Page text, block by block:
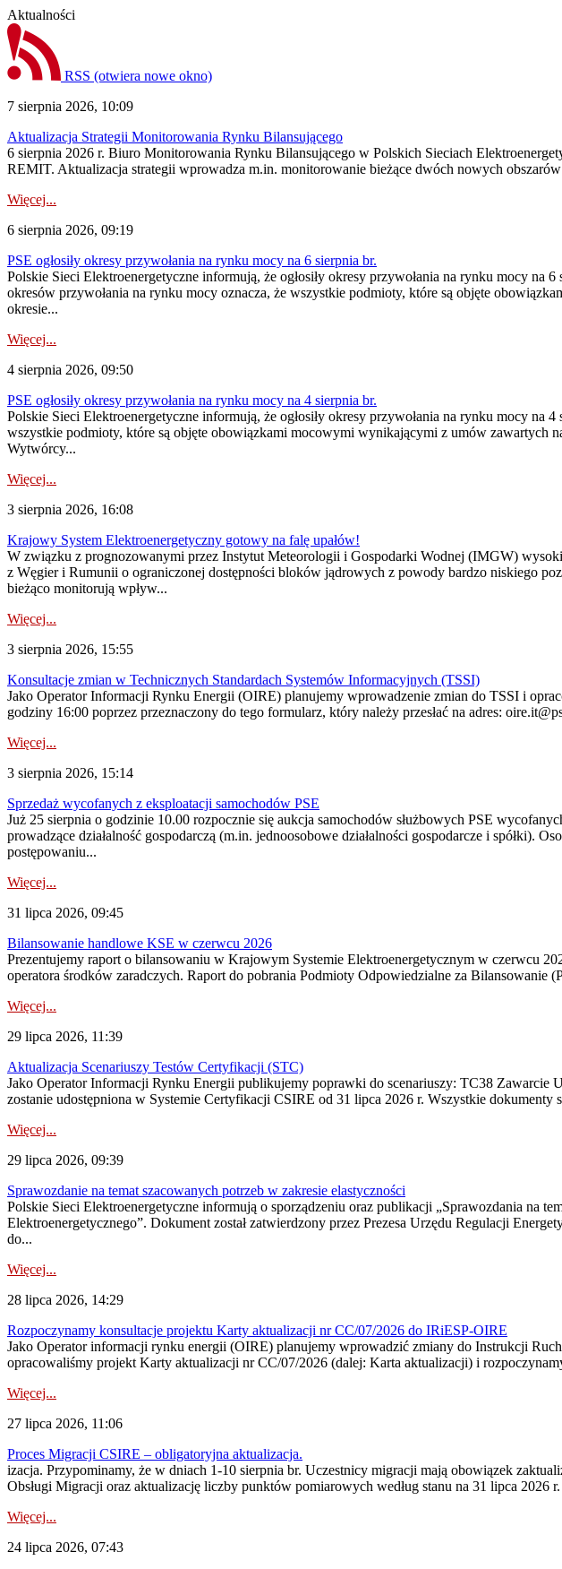
Aktualności
RSS (otwiera nowe okno)
7 sierpnia 2026, 10:09
Aktualizacja Strategii Monitorowania Rynku Bilansującego
6 sierpnia 2026 r. Biuro Monitorowania Rynku Bilansującego w Polskich Sieciach
REMIT. Aktualizacja strategii wprowadza m.in. monitorowanie bieżące dwóch nowych
Więcej...
6 sierpnia 2026, 09:19
PSE ogłosiły okresy przywołania na rynku mocy na 6 sierpnia br.
Polskie Sieci Elektroenergetyczne informują, że ogłosiły okresy przywołania na rynku mocy
okresów przywołania na rynku mocy oznacza, że wszystkie podmioty, które są objęte
okresie...
Więcej...
4 sierpnia 2026, 09:50
PSE ogłosiły okresy przywołania na rynku mocy na 4 sierpnia br.
Polskie Sieci Elektroenergetyczne informują, że ogłosiły okresy przywołania na rynku mocy
wszystkie podmioty, które są objęte obowiązkami mocowymi wynikającymi z umów zawartych
Wytwórcy...
Więcej...
3 sierpnia 2026, 16:08
Krajowy System Elektroenergetyczny gotowy na falę upałów!
W związku z prognozowanymi przez Instytut Meteorologii i Gospodarki Wodnej (IMGW)
z Węgier i Rumunii o ograniczonej dostępności bloków jądrowych z powody bardzo niskiego
bieżąco monitorują wpływ...
Więcej...
3 sierpnia 2026, 15:55
Konsultacje zmian w Technicznych Standardach Systemów Informacyjnych (TSSI)
Jako Operator Informacji Rynku Energii (OIRE) planujemy wprowadzenie zmian do TSSI i
godziny 16:00 poprzez przeznaczony do tego formularz, który należy przesłać na adres:
Więcej...
3 sierpnia 2026, 15:14
Sprzedaż wycofanych z eksploatacji samochodów PSE
Już 25 sierpnia o godzinie 10.00 rozpocznie się aukcja samochodów służbowych PSE
prowadzące działalność gospodarczą (m.in. jednoosobowe działalności gospodarcze i spółki).
postępowaniu...
Więcej...
31 lipca 2026, 09:45
Bilansowanie handlowe KSE w czerwcu 2026
Prezentujemy raport o bilansowaniu w Krajowym Systemie Elektroenergetycznym w czerwcu
operatora środków zaradczych. Raport do pobrania Podmioty Odpowiedzialne za Bilansowanie
Więcej...
29 lipca 2026, 11:39
Aktualizacja Scenariuszy Testów Certyfikacji (STC)
Jako Operator Informacji Rynku Energii publikujemy poprawki do scenariuszy: TC38
zostanie udostępniona w Systemie Certyfikacji CSIRE od 31 lipca 2026 r. Wszystkie
Więcej...
29 lipca 2026, 09:39
Sprawozdanie na temat szacowanych potrzeb w zakresie elastyczności
Polskie Sieci Elektroenergetyczne informują o sporządzeniu oraz publikacji „Sprawozdania na
Elektroenergetycznego”. Dokument został zatwierdzony przez Prezesa Urzędu Regulacji
do...
Więcej...
28 lipca 2026, 14:29
Rozpoczynamy konsultacje projektu Karty aktualizacji nr CC/07/2026 do IRiESP-OIRE
Jako Operator informacji rynku energii (OIRE) planujemy wprowadzić zmiany do Instrukcji
opracowaliśmy projekt Karty aktualizacji nr CC/07/2026 (dalej: Karta aktualizacji) i
Więcej...
27 lipca 2026, 11:06
Proces Migracji CSIRE – obligatoryjna aktualizacja.
izacja. Przypominamy, że w dniach 1-10 sierpnia br. Uczestnicy migracji mają obowiązek
Obsługi Migracji oraz aktualizację liczby punktów pomiarowych według stanu na 31 lipca
Więcej...
24 lipca 2026, 07:43